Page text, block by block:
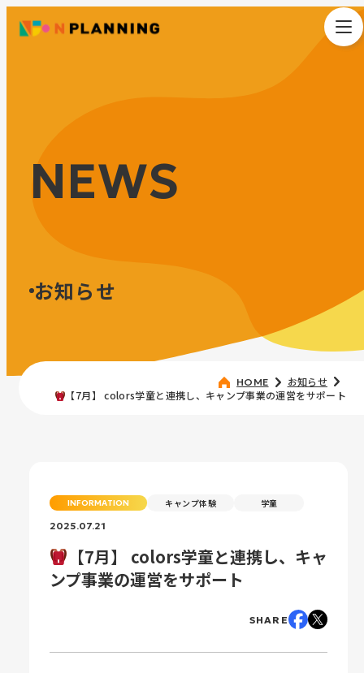
NEWS
お知らせ
HOME
お知らせ
【7月】 colors学童と連携し、キャンプ事業の運営をサポート
INFORMATION キャンプ体験
学童
2025.07.21
【7月】 colors学童と連携し、キャ
ンプ事業の運営をサポート
SHARE